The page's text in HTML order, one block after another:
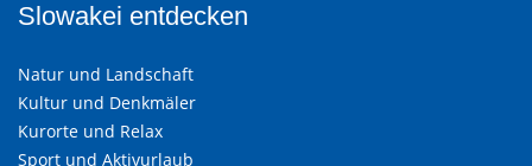
Slowakei entdecken
Natur und Landschaft
Kultur und Denkmäler
Kurorte und Relax
Sport und Aktivurlaub